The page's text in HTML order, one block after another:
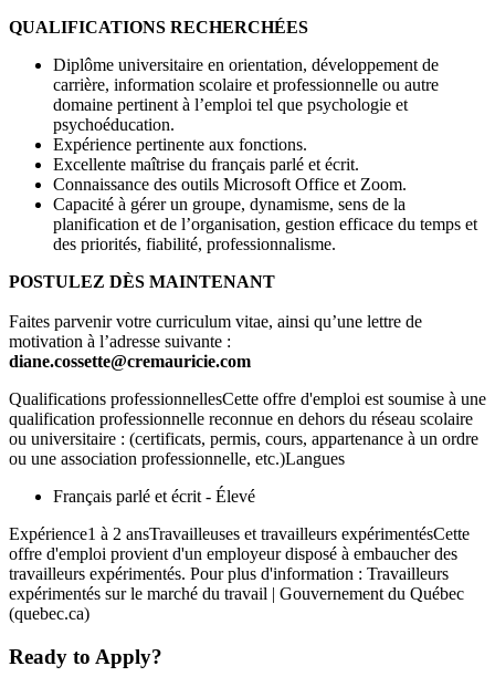
QUALIFICATIONS RECHERCHÉES
Diplôme universitaire en orientation, développement de
carrière, information scolaire et professionnelle ou autre
domaine pertinent à l’emploi tel que psychologie et
psychoéducation.
Expérience pertinente aux fonctions.
Excellente maîtrise du français parlé et écrit.
Connaissance des outils Microsoft Office et Zoom.
Capacité à gérer un groupe, dynamisme, sens de la
planification et de l’organisation, gestion efficace du temps et
des priorités, fiabilité, professionnalisme.
POSTULEZ DÈS MAINTENANT
Faites parvenir votre curriculum vitae, ainsi qu’une lettre de
motivation à l’adresse suivante :
diane.cossette@cremauricie.com
Qualifications professionnellesCette offre d'emploi est soumise à une
qualification professionnelle reconnue en dehors du réseau scolaire
ou universitaire : (certificats, permis, cours, appartenance à un ordre
ou une association professionnelle, etc.)Langues
Français parlé et écrit - Élevé
Expérience1 à 2 ansTravailleuses et travailleurs expérimentésCette
offre d'emploi provient d'un employeur disposé à embaucher des
travailleurs expérimentés. Pour plus d'information : Travailleurs
expérimentés sur le marché du travail | Gouvernement du Québec
(quebec.ca)
Ready to Apply?